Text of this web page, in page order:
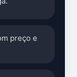
preço e